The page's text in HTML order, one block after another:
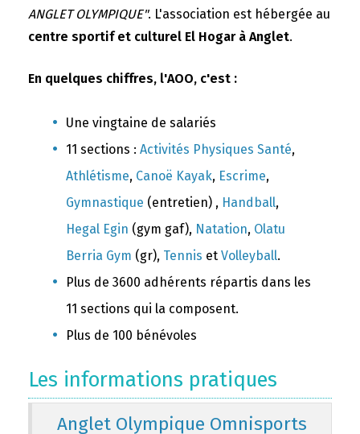
ANGLET OLYMPIQUE". L'association est hébergée au
centre sportif et culturel El Hogar à Anglet.
En quelques chiffres, l'AOO, c'est :
Une vingtaine de salariés
11 sections : Activités Physiques Santé,
Athlétisme, Canoë Kayak, Escrime,
Gymnastique (entretien) , Handball,
Hegal Egin (gym gaf), Natation, Olatu
Berria Gym (gr), Tennis et Volleyball.
Plus de 3600 adhérents répartis dans les
11 sections qui la composent.
Plus de 100 bénévoles
Les informations pratiques
Anglet Olympique Omnisports